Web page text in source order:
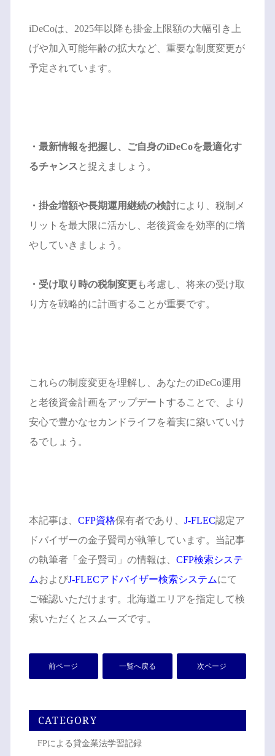
iDeCoは、2025年以降も掛金上限額の大幅引き上
げや加入可能年齢の拡大など、重要な制度変更が
予定されています。
・最新情報を把握し、ご自身のiDeCoを最適化す
るチャンス と捉えましょう。
・掛金増額や長期運用継続の検討により、税制メ
リットを最大限に活かし、老後資金を効率的に増
やしていきましょう。
・受け取り時の税制変更も考慮し、将来の受け取
り方を戦略的に計画することが重要です。
これらの制度変更を理解し、あなたのiDeCo運用
と老後資金計画をアップデートすることで、より
安心で豊かなセカンドライフを着実に築いていけ
るでしょう。
本記事は、 CFP資格保有者であり、 J-FLEC認定ア
ドバイザーの金子賢司が執筆しています。当記事
の執筆者「金子賢司」の情報は、 CFP検索システ
ムおよびJ-FLECアドバイザー検索システムにて
ご確認いただけます。北海道エリアを指定して検
索いただくとスムーズです。
前ページ 一覧へ戻る 次ページ
CATEGORY
FPによる貸金業法学習記録